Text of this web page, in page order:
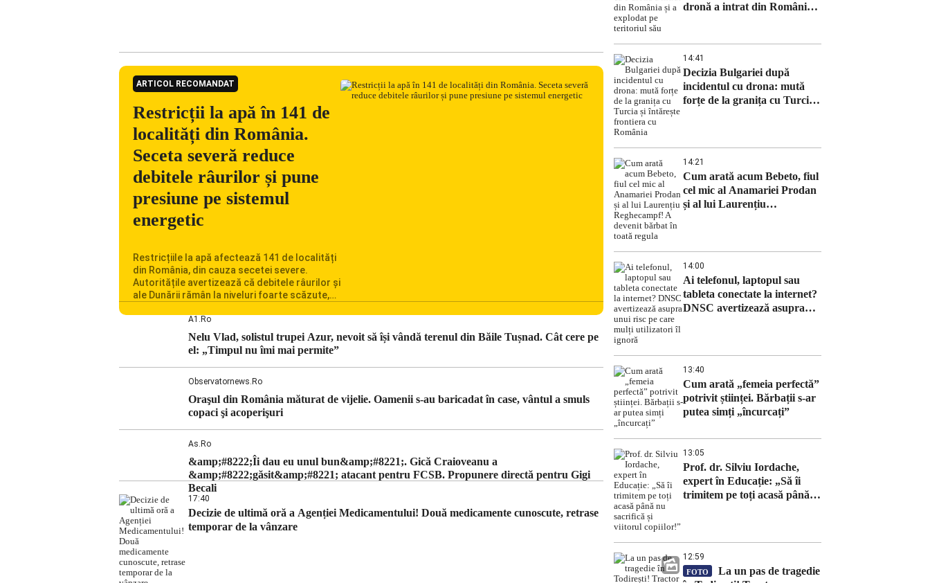
ARTICOL RECOMANDAT
Restricții la apă în 141 de
localități din România.
Seceta severă reduce
debitele râurilor și pune
presiune pe sistemul
energetic
Restricțiile la apă afectează 141 de localități
din România, din cauza secetei severe.
Autoritățile avertizează că debitele râurilor și
ale Dunării rămân la niveluri foarte scăzute,
Centralei Nucleare de la Cernavodă. România
se confruntă cu una dintre cele mai dificile
perioade din punct de vedere hidrologic din
ultimii ani. Lipsa […]
A1.ro
Nelu Vlad, solistul trupei Azur, nevoit să își vândă terenul din Băile Tușnad. Cât cere pe
el: „Timpul nu îmi mai permite”
Observatornews.ro
Oraşul din România măturat de vijelie. Oamenii s-au baricadat în case, vântul a smuls
copaci şi acoperişuri
As.ro
&amp;#8222;Îi dau eu unul bun&amp;#8221;. Gică Craioveanu a
&amp;#8222;găsit&amp;#8221; atacant pentru FCSB. Propunere directă pentru Gigi
Becali
17:40
Decizie de ultimă oră a Agenției Medicamentului! Două medicamente cunoscute, retrase
temporar de la vânzare
dronă a intrat din România
14:41
Decizia Bulgariei după
incidentul cu drona: mută
forțe de la granița cu Turcia
14:21
Cum arată acum Bebeto, fiul
cel mic al Anamariei Prodan
și al lui Laurențiu
14:00
Ai telefonul, laptopul sau
tableta conectate la internet?
DNSC avertizează asupra
13:40
Cum arată „femeia perfectă”
potrivit științei. Bărbații s-ar
putea simți „încurcați”
13:05
Prof. dr. Silviu Iordache,
expert în Educație: „Să îi
trimitem pe toți acasă până
12:59
FOTO
La un pas de tragedie